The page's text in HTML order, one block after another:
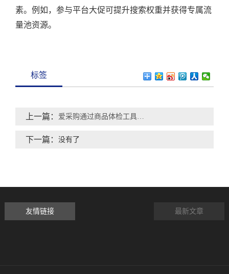
素。例如，参与平台大促可提升搜索权重并获得专属流
量池资源。
标签
上一篇： 爱采购通过商品体检工具对低质商品进行优化后，店铺分会有提升吗？
下一篇：没有了
友情链接 最新文章